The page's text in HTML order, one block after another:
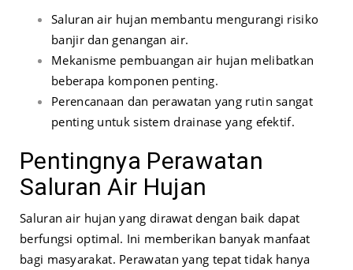
Saluran air hujan membantu mengurangi risiko
banjir dan genangan air.
Mekanisme pembuangan air hujan melibatkan
beberapa komponen penting.
Perencanaan dan perawatan yang rutin sangat
penting untuk sistem drainase yang efektif.
Pentingnya Perawatan
Saluran Air Hujan
Saluran air hujan yang dirawat dengan baik dapat
berfungsi optimal. Ini memberikan banyak manfaat
bagi masyarakat. Perawatan yang tepat tidak hanya